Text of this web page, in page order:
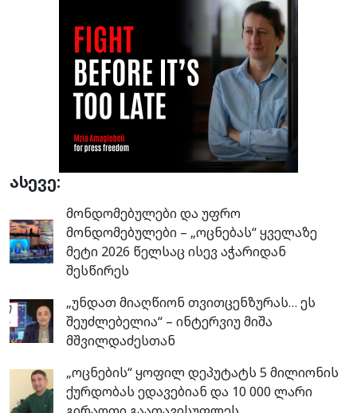
ასევე:
მონდომებულები და უფრო
მონდომებულები – „ოცნებას“ ყველაზე
მეტი 2026 წელსაც ისევ აჭარიდან
შესწირეს
„უნდათ მიაღწიონ თვითცენზურას… ეს
შეუძლებელია“ – ინტერვიუ მიშა
მშვილდაძესთან
„ოცნების“ ყოფილ დეპუტატს 5 მილიონის
ქურდობას ედავებიან და 10 000 ლარი